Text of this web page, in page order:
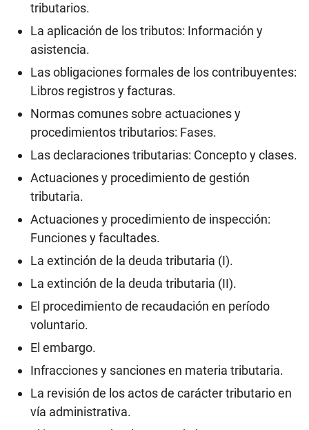
tributarios.
La aplicación de los tributos: Información y
asistencia.
Las obligaciones formales de los contribuyentes:
Libros registros y facturas.
Normas comunes sobre actuaciones y
procedimientos tributarios: Fases.
Las declaraciones tributarias: Concepto y clases.
Actuaciones y procedimiento de gestión
tributaria.
Actuaciones y procedimiento de inspección:
Funciones y facultades.
La extinción de la deuda tributaria (I).
La extinción de la deuda tributaria (II).
El procedimiento de recaudación en período
voluntario.
El embargo.
Infracciones y sanciones en materia tributaria.
La revisión de los actos de carácter tributario en
vía administrativa.